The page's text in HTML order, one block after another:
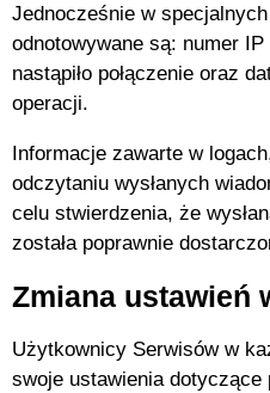
Jednocześnie w
odnotowywane są: numer
nastąpiło połączenie oraz
operacji.
Informacje zawarte w
odczytaniu wysłanych
celu stwierdzenia, że
została poprawnie
Zmiana ustawień
Użytkownicy Serwisów w
swoje ustawienia dotyczące